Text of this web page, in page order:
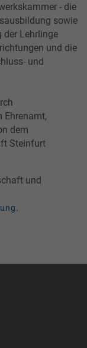
- die
sowie
der Lehrlinge
und die
und
Ehrenamt,
dem
Steinfurt
und
.